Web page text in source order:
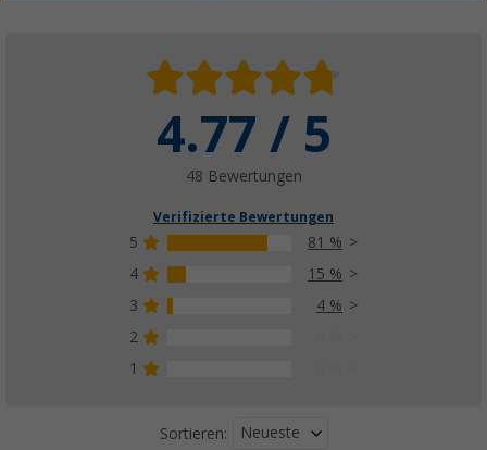
4.77 / 5
48 Bewertungen
Verifizierte Bewertungen
5
81 %
4
15 %
3
4 %
2
1
Sortieren: Neueste